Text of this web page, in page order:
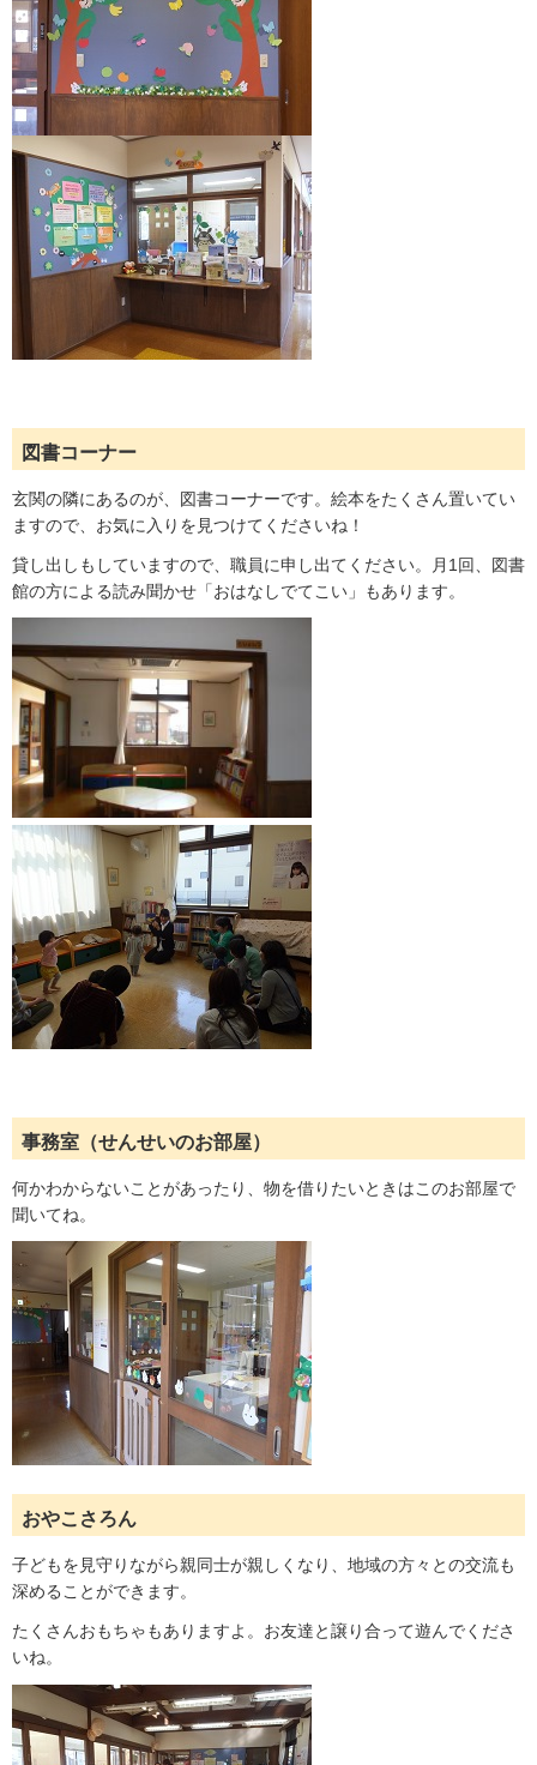
図書コーナー
玄関の隣にあるのが、図書コーナーです。絵本をたくさん置いてい
ますので、お気に入りを見つけてくださいね！
貸し出しもしていますので、職員に申し出てください。月1回、図書
館の方による読み聞かせ「おはなしでてこい」もあります。
事務室（せんせいのお部屋）
何かわからないことがあったり、物を借りたいときはこのお部屋で
聞いてね。
おやこさろん
子どもを見守りながら親同士が親しくなり、地域の方々との交流も
深めることができます。
たくさんおもちゃもありますよ。お友達と譲り合って遊んでくださ
いね。